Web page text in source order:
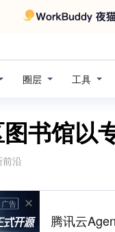
圈层 工具
书馆以
沿
广告
腾讯云